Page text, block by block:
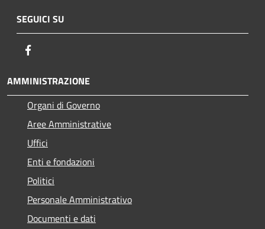
SEGUICI SU
AMMINISTRAZIONE
Organi di Governo
Aree Amministrative
Uffici
Enti e fondazioni
Politici
Personale Amministrativo
Documenti e dati